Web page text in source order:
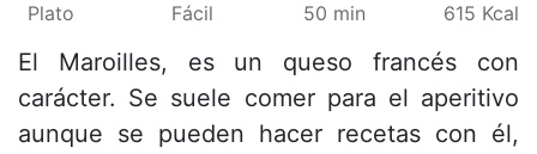
Plato Fácil 50 min 615 Kcal
El Maroilles, es un queso francés con
carácter. Se suele comer para el aperitivo
aunque se pueden hacer recetas con él,